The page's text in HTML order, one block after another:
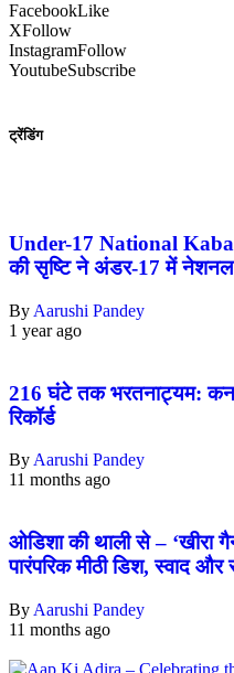
FacebookLike
XFollow
InstagramFollow
YoutubeSubscribe
ट्रेंडिंग
Under-17 National
की सृष्टि ने अंडर-17 में नेशनल
By Aarushi Pandey
1 year ago
216 घंटे तक भरतनाट्यम:
रिकॉर्ड
By Aarushi Pandey
11 months ago
ओडिशा की थाली से – ‘खीरा
पारंपरिक मीठी डिश, स्वाद
By Aarushi Pandey
11 months ago